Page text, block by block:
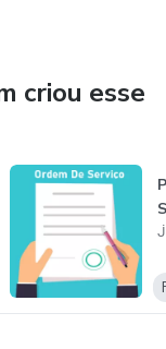
na área
estratégico de
o conteúdo
ideal.
com um
em seus
criou esse